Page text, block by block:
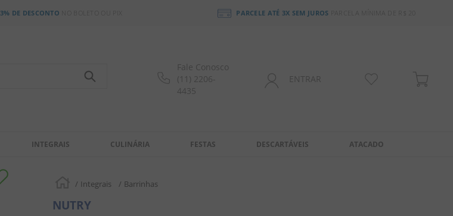
3% DE DESCONTO PARCELE ATÉ 3X SEM JUROS PARCELA MÍNIMA DE R$ 20
Fale Conosco
(11) 2206-
4435
ENTRAR
INTEGRAIS CULINÁRIA FESTAS DESCARTÁVEIS ATACADO
Integrais Barrinhas
NUTRY